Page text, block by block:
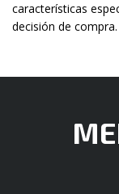
características
decisión de compra.